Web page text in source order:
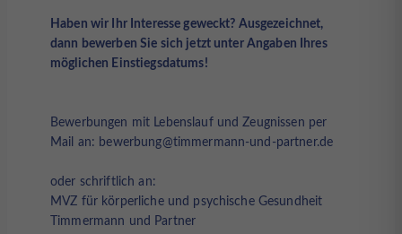
Haben wir Ihr Interesse geweckt? Ausgezeichnet,
dann bewerben Sie sich jetzt unter Angaben Ihres
möglichen Einstiegsdatums!
Bewerbungen mit Lebenslauf und Zeugnissen per
Mail an: bewerbung@timmermann-und-partner.de
oder schriftlich an:
MVZ für körperliche und psychische Gesundheit
Timmermann und Partner